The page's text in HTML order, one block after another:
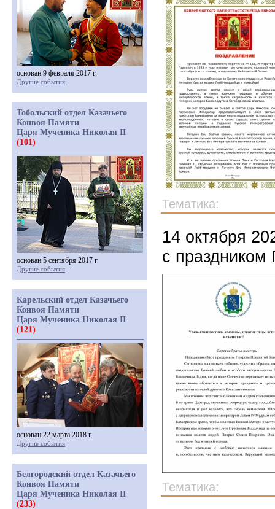
Тематика:
14 октября
с праздником
Тематика:
основан 9 февраля 2017 г.
Другие события
Тобольский отдел Казачьего
Конвоя Памяти
Царя Мученика Николая II
(101)
основан 5 сентября 2017 г.
Другие события
Карельский отдел Казачьего
Конвоя Памяти
Царя Мученика Николая II
(121)
основан 22 марта 2018 г.
Другие события
Белгородский отдел Казачьего
Конвоя Памяти
Царя Мученика Николая II
(233)